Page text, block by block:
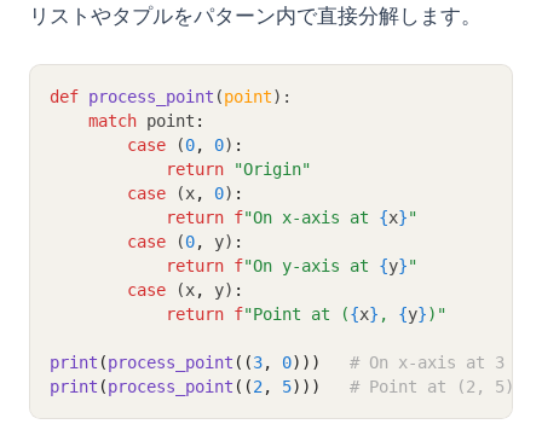
リストやタプルをパターン内で直接分解します。
def process_point (point):
match point :
case (0, 0) :
return
"Origin"
case (x, 0) :
return f"On x-axis at {x}"
case (0, y) :
return f"On y-axis at {y}"
case (x, y) :
return f"Point at ({x} , {y})"
print (process_point ((3, 0)))
# On x-axis at 3
print (process_point ((2 , 5))) # Point at (2, 5)